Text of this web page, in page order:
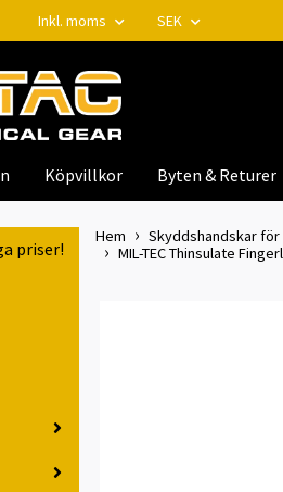
Inkl. moms SEK
Köpvillkor Byten & Returer
priser!
Hem Skyddshandskar för
MIL-TEC Thinsulate